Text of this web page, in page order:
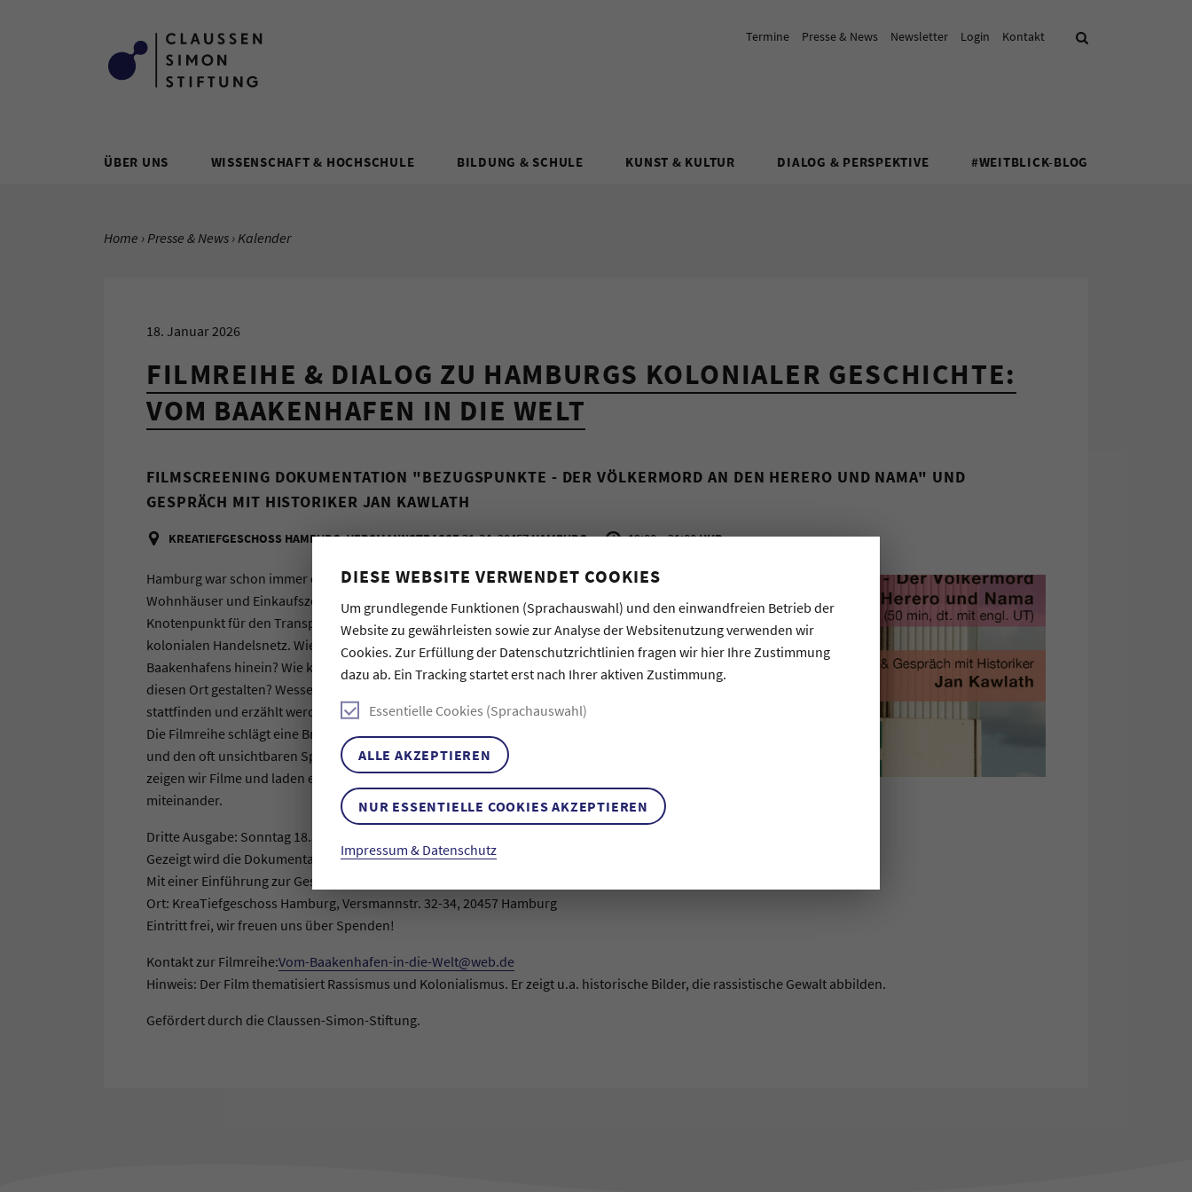
DIESE WEBSITE VERWENDET COOKIES
Um grundlegende Funktionen (Sprachauswahl) und den einwandfreien Betrieb der
Website zu gewährleisten sowie zur Analyse der Websitenutzung verwenden wir
Cookies. Zur Erfüllung der Datenschutzrichtlinien fragen wir hier Ihre Zustimmung
dazu ab. Ein Tracking startet erst nach Ihrer aktiven Zustimmung.
Essentielle Cookies (Sprachauswahl)
ALLE AKZEPTIEREN
NUR ESSENTIELLE COOKIES AKZEPTIEREN
Impressum & Datenschutz
Termine Presse & News Newsletter Login Kontakt Suche
ÜBER UNS WISSENSCHAFT & HOCHSCHULE BILDUNG & SCHULE KUNST & KULTUR DIALOG & PERSPEKTIVE #WEITBLICK-BLOG
SIE BEFINDEN SICH HIER:
Home Presse & News Aktuelle Seite:
Kalender
18. Januar 2026
FILMREIHE & DIALOG ZU HAMBURGS KOLONIALER GESCHICHTE:
VOM BAAKENHAFEN IN DIE WELT
FILMSCREENING DOKUMENTATION "BEZUGSPUNKTE - DER VÖLKERMORD AN DEN HERERO UND NAMA" UND
GESPRÄCH MIT HISTORIKER JAN KAWLATH
KREATIEFGESCHOSS HAMBURG, VERSMANNSTRASSE 31-34, 20457 HAMBURG 19:00 – 21:00 UHR
Hamburg war schon immer eine globale Stadt. Am Baakenhafen, wo heute
Wohnhäuser und Einkaufszentren stehen, war viele Jahre lang der internationale
Knotenpunkt für den Transport von Menschen, Tieren, Waren und Waffen im
kolonialen Handelsnetz. Wie ragt die koloniale Vergangenheit in die Gegenwart des
Baakenhafens hinein? Wie können Initiativen aus der Stadt und Anwohner:innen
diesen Ort gestalten? Wessen Geschichte(n) sollen in Zukunft hier am Baakenhafen
stattfinden und erzählt werden?
Die Filmreihe schlägt eine Brücke zwischen der urbanen Gegenwart am Baakenhafen
und den oft unsichtbaren Spuren kolonialer Vergangenheit. An wechselnden Orten
zeigen wir Filme und laden ein zum Gespräch, mit Aktivist:innen, Expert:innen,
miteinander.
Dritte Ausgabe: Sonntag 18.Januar 2026, 19 Uhr
Gezeigt wird die Dokumentation "Bezugspunkte - der Völkermord an den Herero und Nama" (50 min, deutsch mit engl. UT).
Mit einer Einführung zur Geschichte des Baakenhafen und anschließendem Gespräch mit dem Historiker Jan Kawlath.
Ort: KreaTiefgeschoss Hamburg, Versmannstr. 32-34, 20457 Hamburg
Eintritt frei, wir freuen uns über Spenden!
Kontakt zur Filmreihe:Vom-Baakenhafen-in-die-Welt@web.de
Hinweis: Der Film thematisiert Rassismus und Kolonialismus. Er zeigt u.a. historische Bilder, die rassistische Gewalt abbilden.
Gefördert durch die Claussen-Simon-Stiftung.